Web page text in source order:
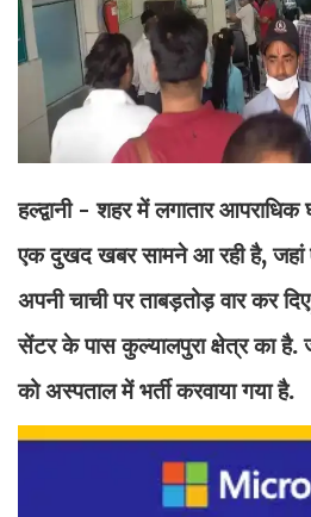
हल्द्वानी - शहर में लगातार
एक दुखद खबर सामने आ रही है,
अपनी चाची पर ताबड़तोड़ वार कर दिए,
सेंटर के पास कुल्यालपुरा क्षेत्र का है.
को अस्पताल में भर्ती करवाया गया है.